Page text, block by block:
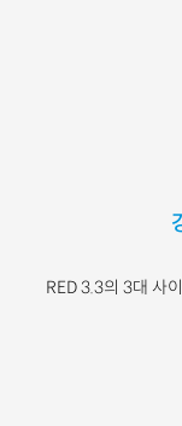
RED 3.3의 3대 사